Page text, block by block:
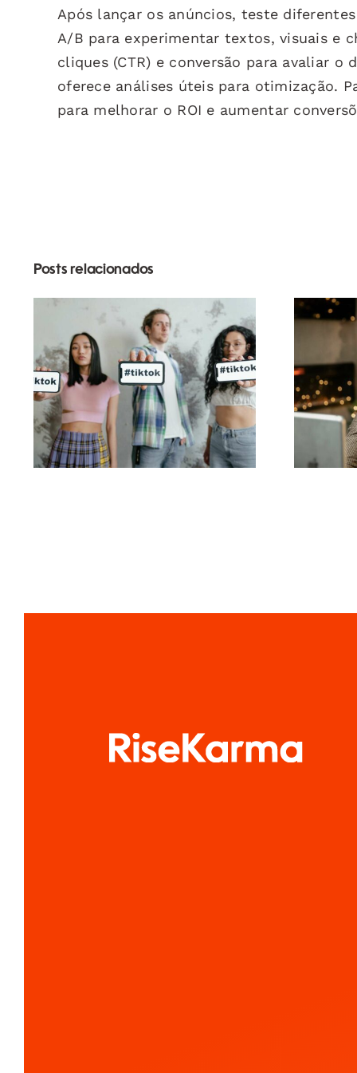
Após lançar os anúncios, teste
A/B para experimentar textos, visuais e
cliques (CTR) e conversão para avaliar o
oferece análises úteis para otimização.
para melhorar o ROI e aumentar
Posts relacionados
Melhores aplicativos
de edição de vídeo
para criar obras-
primas no TikTok